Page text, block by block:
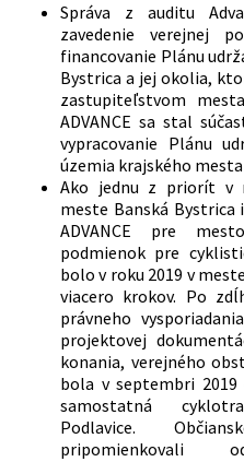
Správa z auditu
zavedenie verejnej
financovanie Plánu
Bystrica a jej okolia,
zastupiteľstvom
ADVANCE sa stal
vypracovanie Plánu
územia krajského
Ako jednu z priorít v
meste Banská Bystrica
ADVANCE pre
podmienok pre
bolo v roku 2019 v
viacero krokov. Po
právneho
projektovej
konania, verejného
bola v septembri 2019
samostatná
Podlavice.
pripomienkovali